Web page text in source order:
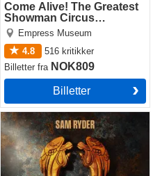
Come Alive! The Greatest
Showman Circus
Spectacular
Empress Museum
4.8
516 kritikker
Billetterfra NOK809
Billetter
Jesus Christ Superstar
(Theatre Royal Drury Lane)